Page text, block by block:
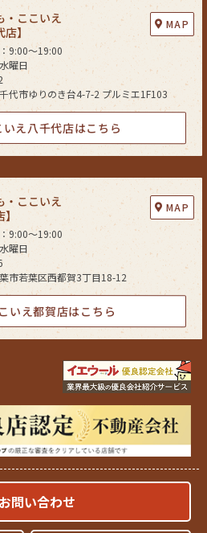
個人情報保護法を遵守し、お客様のプラ
り扱いをすることを規約などで義務づけ
・提供
載した場合及び以下のいずれかに該当す
三者へ開示又は提供いたしません。
められた場合
護のために必要な場合であって、お客さま
合
全な育成の推進のために特に必要がある
得ることが困難である場合
な事務を実施する上で、協力する必要が
意を得ることにより当該事務の遂行に支
提供する場合
して、お客さまご自身の情報の開示をご
回答いたします。
して、お客さまご自身の情報の利用停止
は、お申し出いただいた方がご本人であ
期間及び範囲で利用停止又は消去をいた
利用停止または消去した場合、不本意な
供ができなくなることがありますので、
願い申し上げます。
ております情報については、利用停止ま
・ここいえ
】
代市ゆりのき台4-7-2 プルミエ1F103
9:00〜19:00
曜日
MAP
え八千代店はこちら
・ここいえ
市若葉区西都賀3丁目18-12
9:00〜19:00
曜日
MAP
いえ都賀店はこちら
お問い合わせ